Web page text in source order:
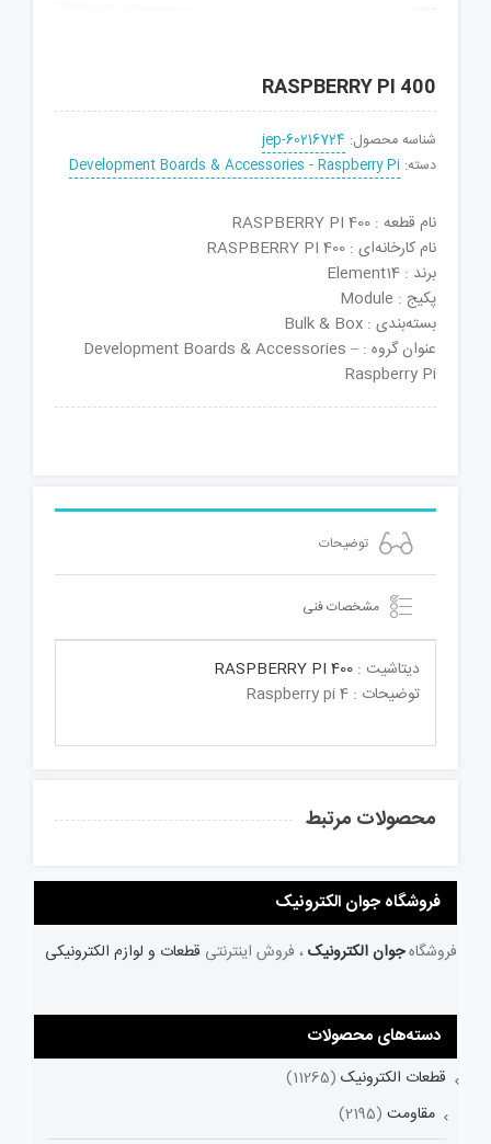
RASPBERRY PI 400
شناسه محصول: jep-60216724
دسته: Development Boards & Accessories - Raspberry Pi
نام قطعه : RASPBERRY PI 400
نام کارخانه‌ای : RASPBERRY PI 400
برند : Element14
پکیج : Module
بسته‌بندی : Bulk & Box
عنوان گروه : Development Boards & Accessories –
Raspberry Pi
توضیحات
مشخصات فنی
دیتاشیت : RASPBERRY PI 400
توضیحات : Raspberry pi 4
محصولات مرتبط
فروشگاه جوان الکترونیک
فروشگاهجوان الکترونیک ، فروش اینترنتی قطعات و لوازم الکترونیکی
دسته‌های محصولات
قطعات الکترونیک (11265)
مقاومت (2195)